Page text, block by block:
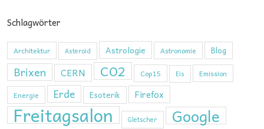
Schlagwörter
Architektur Asteroid Astrologie Astronomie Blog
Brixen CERN CO2 Cop15 Eis
Emission
Energie
Erde Esoterik Firefox
Freitagsalon Gletscher Google